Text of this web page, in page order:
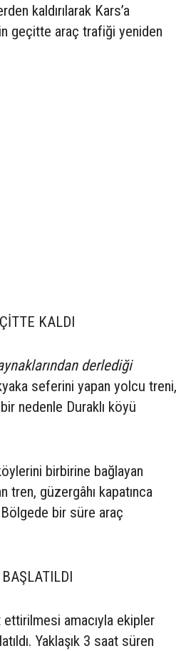
kaldırılarak Kars’a
geçitte araç trafiği yeniden
KALDI
derlediği
seferini yapan yolcu treni,
nedenle Duraklı köyü
birbirine bağlayan
tren, güzergâhı kapatınca
bir süre araç
amacıyla ekipler
Yaklaşık 3 saat süren